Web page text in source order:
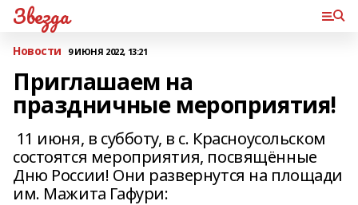
Звезда
Новости 9 ИЮНЯ 2022, 13:21
Приглашаем на
праздничные мероприятия!
11 июня, в субботу, в с. Красноусольском
состоятся мероприятия, посвящённые
Дню России! Они развернутся на площади
им. Мажита Гафури: